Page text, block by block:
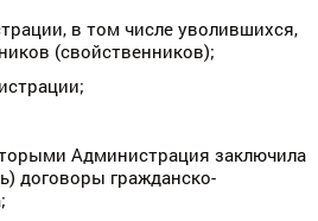
в том числе уволившихся,
(свойственников);
Администрация заключила
договоры гражданско-